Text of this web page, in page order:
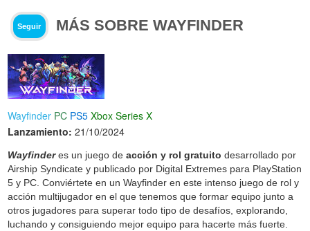
Seguir MÁS SOBRE WAYFINDER
Wayfinder PC PS5 Xbox Series X
Lanzamiento: 21/10/2024
Wayfinderes un juego deacción y rol gratuito desarrollado por
Airship Syndicate y publicado por Digital Extremes para PlayStation
5 y PC. Conviértete en un Wayfinder en este intenso juego de rol y
acción multijugador en el que tenemos que formar equipo junto a
otros jugadores para superar todo tipo de desafíos, explorando,
luchando y consiguiendo mejor equipo para hacerte más fuerte.